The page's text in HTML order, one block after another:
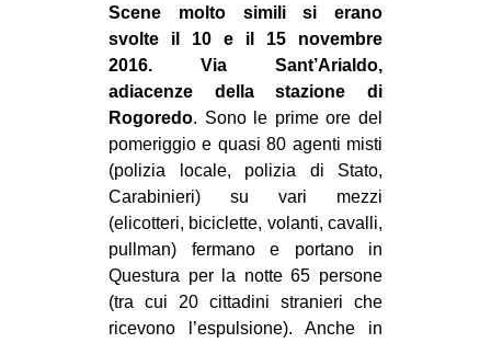
tw
bsky
ms
SEARCH
Scene molto simili si erano
svolte il 10 e il 15 novembre
2016. Via Sant’Arialdo,
adiacenze della stazione di
Rogoredo. Sono le prime ore del
pomeriggio e quasi 80 agenti misti
(polizia locale, polizia di Stato,
Carabinieri) su vari mezzi
(elicotteri, biciclette, volanti, cavalli,
pullman) fermano e portano in
Questura per la notte 65 persone
(tra cui 20 cittadini stranieri che
ricevono l’espulsione). Anche in